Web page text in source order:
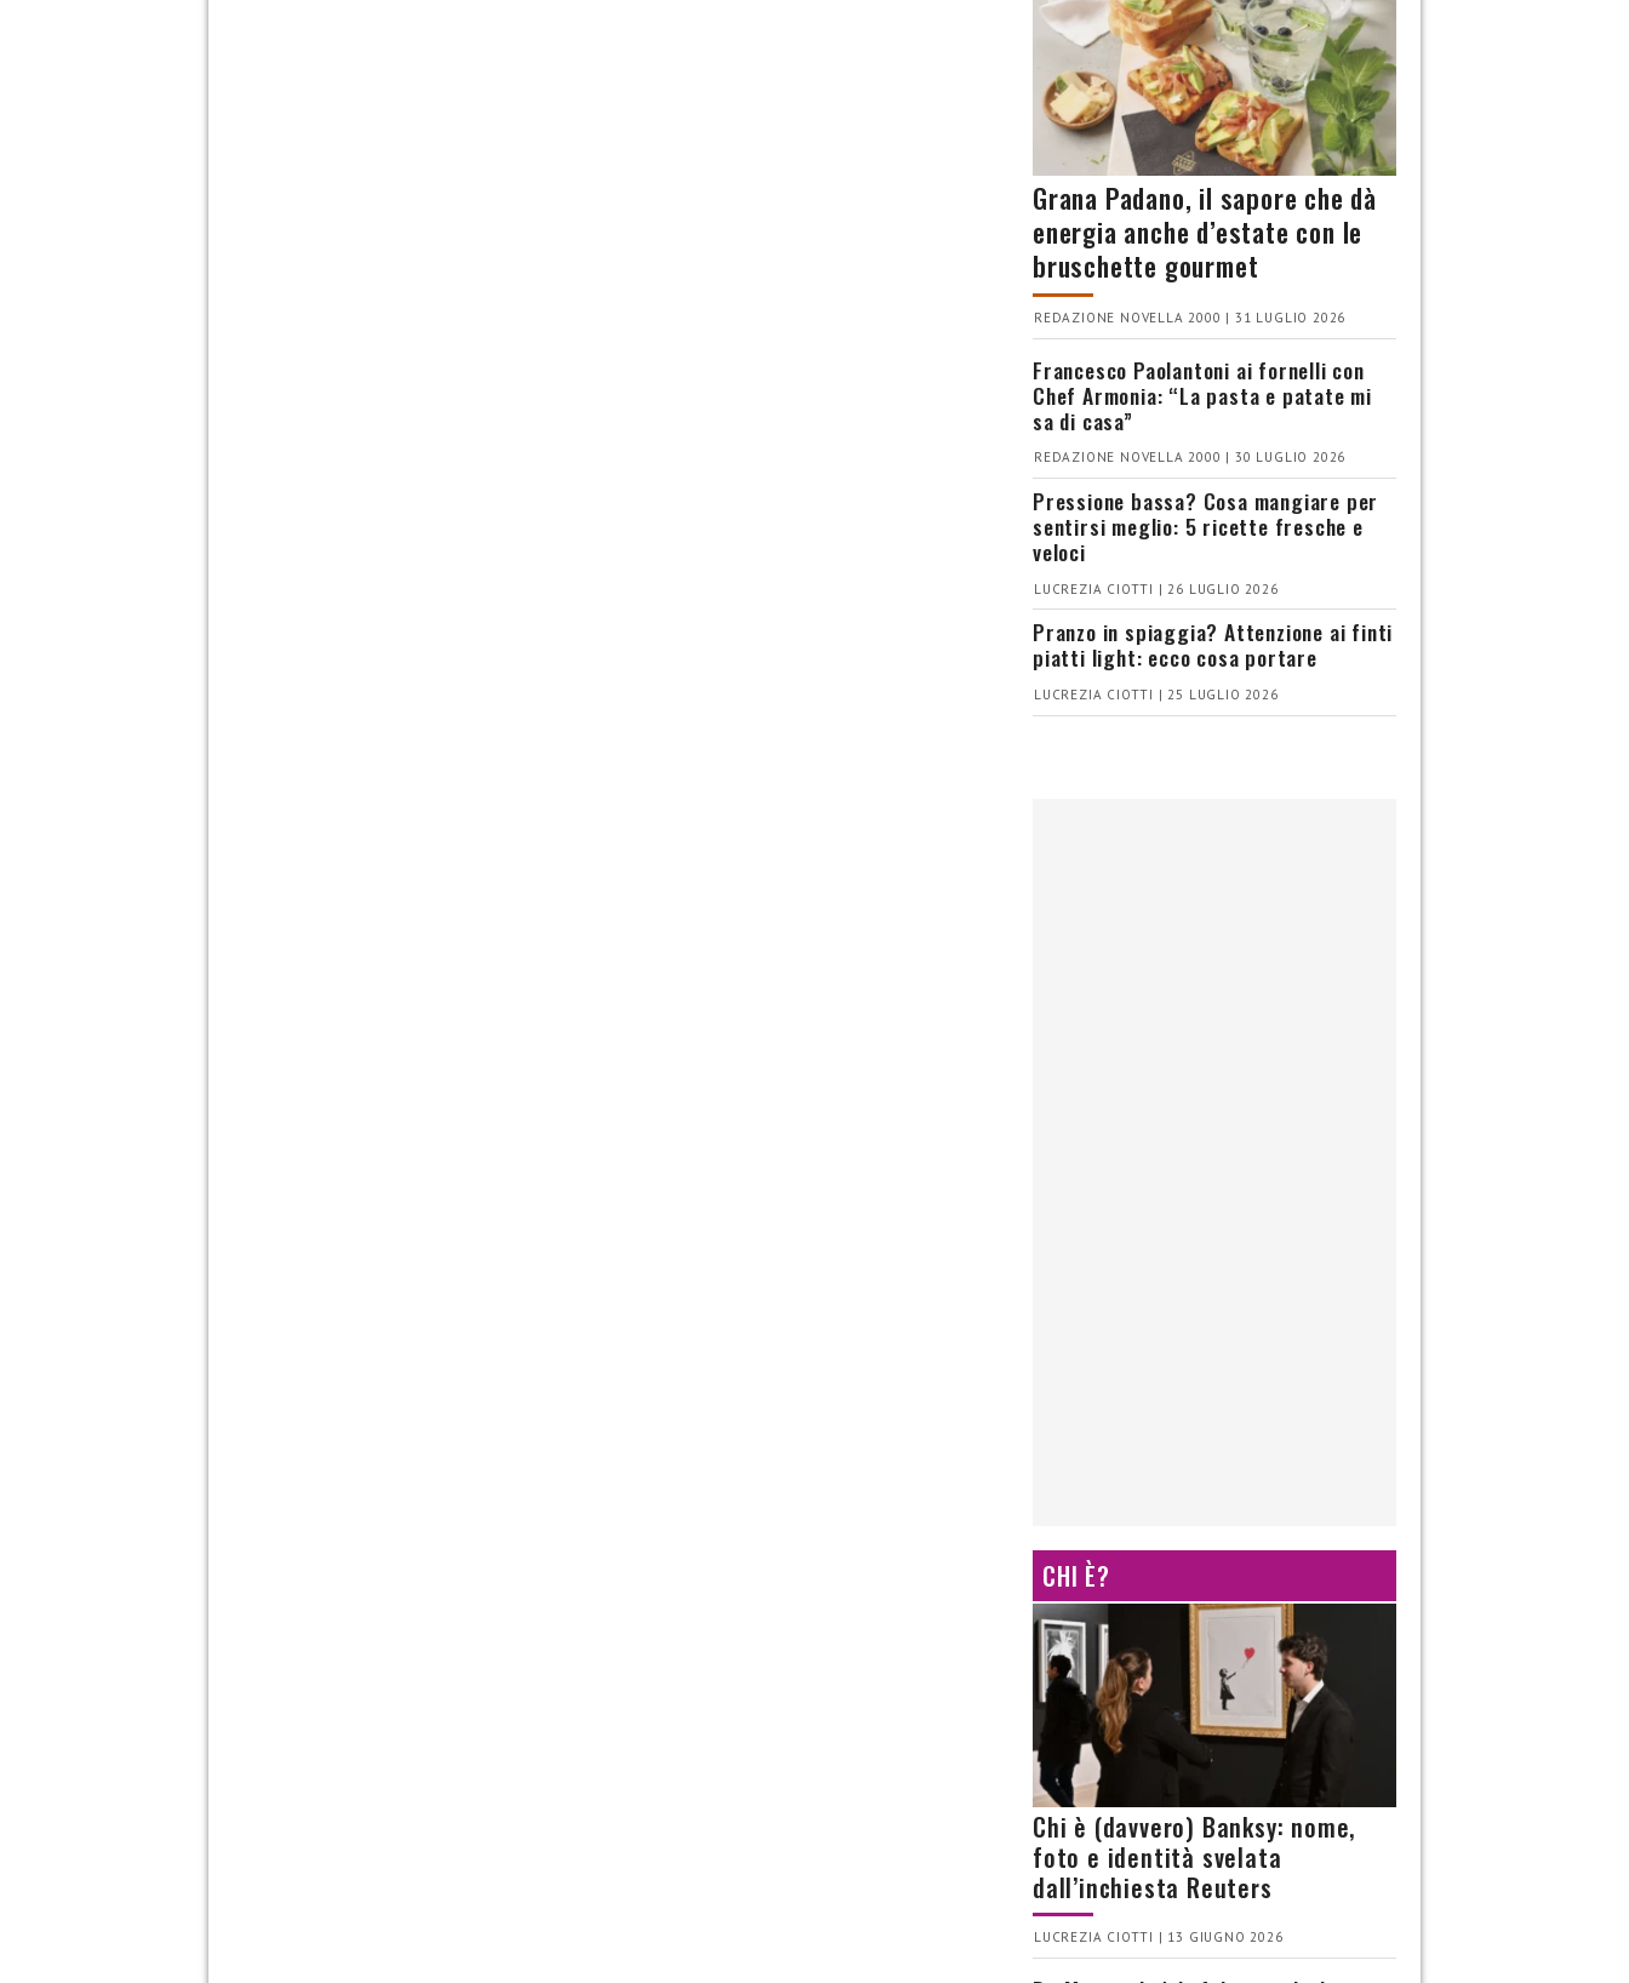
Grana Padano, il sapore che dà
energia anche d’estate con le
bruschette gourmet
REDAZIONE NOVELLA 2000 | 31 LUGLIO 2026
Francesco Paolantoni ai fornelli con
Chef Armonia: “La pasta e patate mi
sa di casa”
REDAZIONE NOVELLA 2000 | 30 LUGLIO 2026
Pressione bassa? Cosa mangiare per
sentirsi meglio: 5 ricette fresche e
veloci
LUCREZIA CIOTTI | 26 LUGLIO 2026
Pranzo in spiaggia? Attenzione ai finti
piatti light: ecco cosa portare
LUCREZIA CIOTTI | 25 LUGLIO 2026
CHI È?
Chi è (davvero) Banksy: nome,
foto e identità svelata
dall’inchiesta Reuters
LUCREZIA CIOTTI | 13 GIUGNO 2026